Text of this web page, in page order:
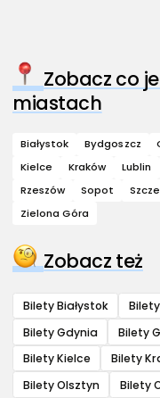
Zobacz co
miastach
Białystok Bydgoszcz
Kielce
Kraków Lublin
Rzeszów
Sopot
Zielona Góra
Zobacz też
Bilety Białystok
Bilety Gdynia
Bilety
Bilety Kielce
Bilety
Bilety Olsztyn
Bilety